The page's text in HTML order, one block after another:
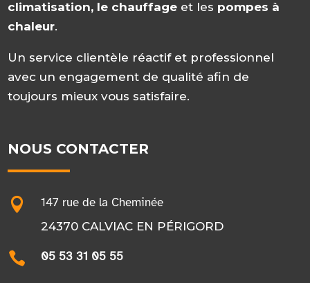
climatisation, le chauffage et les pompes à
chaleur.
Un service clientèle réactif et professionnel
avec un engagement de qualité afin de
toujours mieux vous satisfaire.
NOUS CONTACTER
 147 rue de la Cheminée
24370 CALVIAC EN PÉRIGORD
 05 53 31 05 55